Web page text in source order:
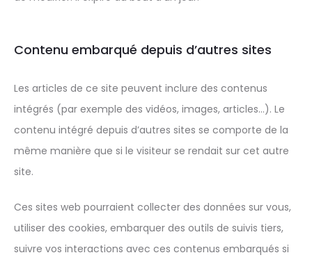
Contenu embarqué depuis d’autres sites
Les articles de ce site peuvent inclure des contenus
intégrés (par exemple des vidéos, images, articles…). Le
contenu intégré depuis d’autres sites se comporte de la
même manière que si le visiteur se rendait sur cet autre
site.
Ces sites web pourraient collecter des données sur vous,
utiliser des cookies, embarquer des outils de suivis tiers,
suivre vos interactions avec ces contenus embarqués si